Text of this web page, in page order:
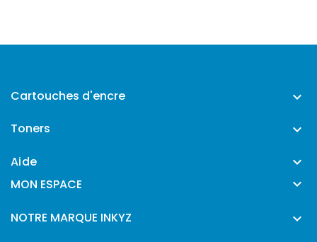
Cartouches d'encre 
Toners 
Aide 
MON ESPACE 
NOTRE MARQUE INKYZ 